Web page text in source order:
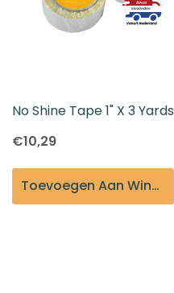
No Shine Tape 1" X 3 Yards
€10,29
Toevoegen Aan Winkelmandje